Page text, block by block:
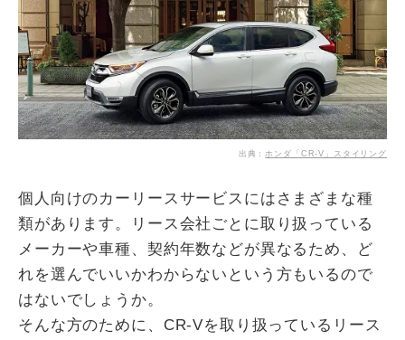
出典： ホンダ「CR-V」スタイリング
個人向けのカーリースサービスにはさまざまな種
類があります。リース会社ごとに取り扱っている
メーカーや車種、契約年数などが異なるため、ど
れを選んでいいかわからないという方もいるので
はないでしょうか。
そんな方のために、CR-Vを取り扱っているリース